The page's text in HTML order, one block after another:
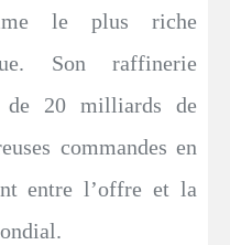
le plus riche
Son raffinerie
de 20 milliards de
commandes en
entre l’offre et la